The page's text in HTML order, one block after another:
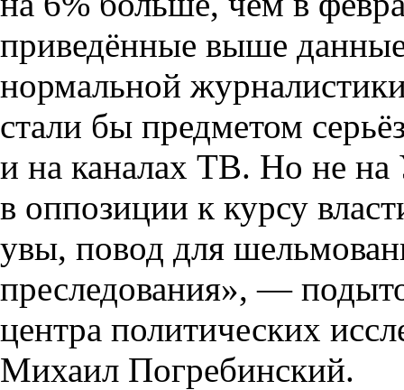
приведённые выше
нормальной
стали бы предметом
и на каналах ТВ. Но не
в оппозиции к курсу
увы, повод для
преследования», —
центра политических
Михаил Погребинский.